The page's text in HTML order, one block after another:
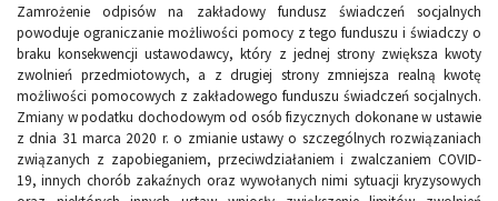
Zamrożenie odpisów na zakładowy fundusz świadczeń socjalnych
powoduje ograniczanie możliwości pomocy z tego funduszu i świadczy o
braku konsekwencji ustawodawcy, który z jednej strony zwiększa kwoty
zwolnień przedmiotowych, a z drugiej strony zmniejsza realną kwotę
możliwości pomocowych z zakładowego funduszu świadczeń socjalnych.
Zmiany w podatku dochodowym od osób fizycznych dokonane w ustawie
z dnia 31 marca 2020 r. o zmianie ustawy o szczególnych rozwiązaniach
związanych z zapobieganiem, przeciwdziałaniem i zwalczaniem COVID-
19, innych chorób zakaźnych oraz wywołanych nimi sytuacji kryzysowych